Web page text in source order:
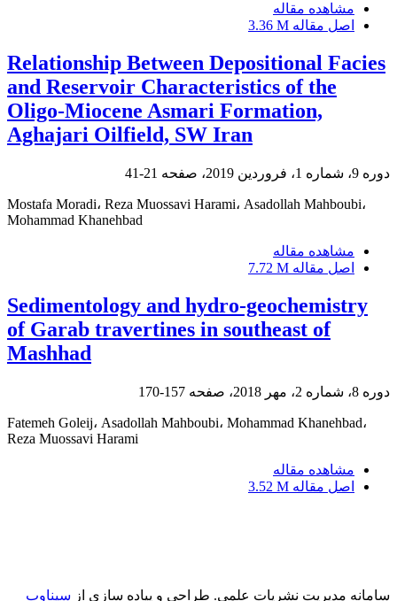
مشاهده مقاله
اصل مقاله 3.36 M
Relationship Between Depositional Facies
and Reservoir Characteristics of the
Oligo-Miocene Asmari Formation,
Aghajari Oilfield, SW Iran
دوره 9، شماره 1، فروردین 2019، صفحه 21-41
Mostafa Moradi، Reza Muossavi Harami، Asadollah Mahboubi،
Mohammad Khanehbad
مشاهده مقاله
اصل مقاله 7.72 M
Sedimentology and hydro-geochemistry
of Garab travertines in southeast of
Mashhad
دوره 8، شماره 2، مهر 2018، صفحه 157-170
Fatemeh Goleij، Asadollah Mahboubi، Mohammad Khanehbad،
Reza Muossavi Harami
مشاهده مقاله
اصل مقاله 3.52 M
سامانه مدیریت نشریات علمی. طراحی و پیاده سازی از سیناوب